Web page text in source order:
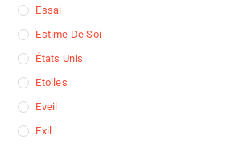
Essai
Estime De Soi
États Unis
Etoiles
Eveil
Exil